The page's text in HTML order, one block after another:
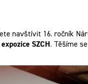
navštívit 16. ročník
expozice SZCH. Těšíme